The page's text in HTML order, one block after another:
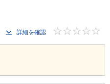
詳細を確認